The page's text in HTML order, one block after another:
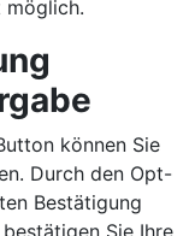
können Sie
Durch den Opt-
Bestätigung
Sie Ihre